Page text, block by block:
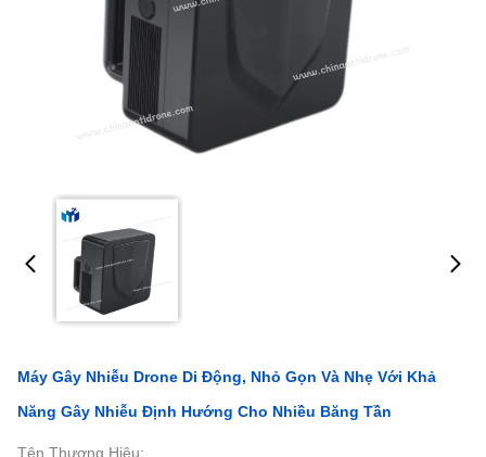
Máy Gây Nhiễu Drone Di Động, Nhỏ Gọn Và Nhẹ Với Khả
Năng Gây Nhiễu Định Hướng Cho Nhiều Băng Tần
Tên Thương Hiệu: